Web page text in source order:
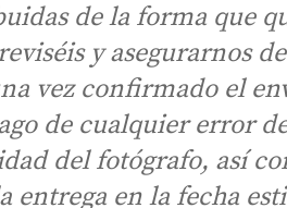
de la forma que
y asegurarnos
vez confirmado el
de cualquier error
del fotógrafo, así
entrega en la fecha